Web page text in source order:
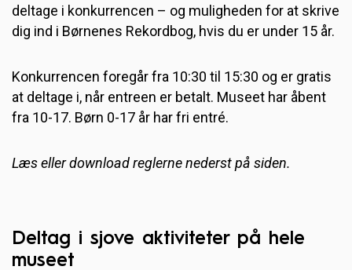
deltage i konkurrencen – og muligheden for at skrive
dig ind i Børnenes Rekordbog, hvis du er under 15 år.
Konkurrencen foregår fra 10:30 til 15:30 og er gratis
at deltage i, når entreen er betalt. Museet har åbent
fra 10-17. Børn 0-17 år har fri entré.
Læs eller download reglerne nederst på siden.
Deltag i sjove aktiviteter på hele
museet